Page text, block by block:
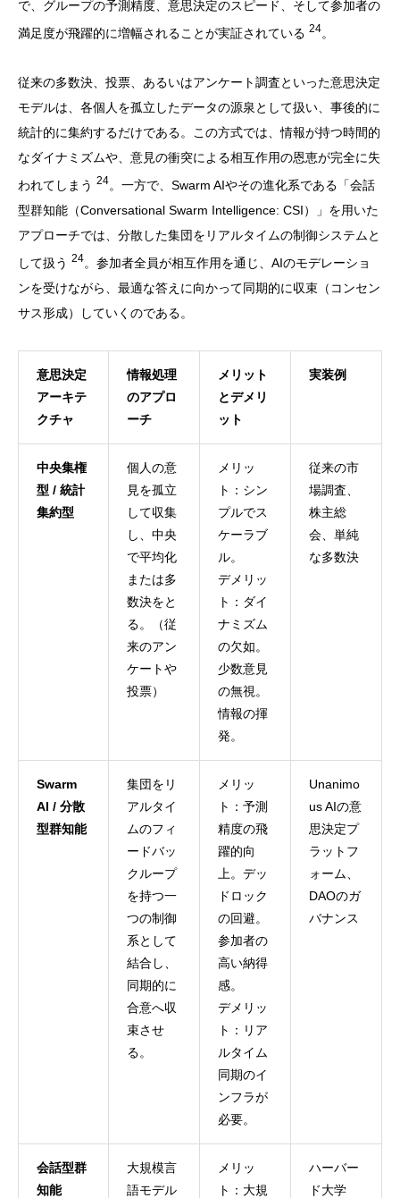
で、グループの予測精度、意思決定のスピード、そして参加者の
満足度が飛躍的に増幅されることが実証されている 24。
従来の多数決、投票、あるいはアンケート調査といった意思決定
モデルは、各個人を孤立したデータの源泉として扱い、事後的に
統計的に集約するだけである。この方式では、情報が持つ時間的
なダイナミズムや、意見の衝突による相互作用の恩恵が完全に失
われてしまう 24。一方で、Swarm AIやその進化系である「会話
型群知能（Conversational Swarm Intelligence: CSI）」を用いた
アプローチでは、分散した集団をリアルタイムの制御システムと
して扱う 24。参加者全員が相互作用を通じ、AIのモデレーショ
ンを受けながら、最適な答えに向かって同期的に収束（コンセン
サス形成）していくのである。
意思決定
アーキテ
クチャ
情報処理
のアプロ
ーチ
メリット
とデメリ
ット
実装例
中央集権
型 / 統計
集約型
個人の意
見を孤立
して収集
し、中央
で平均化
または多
数決をと
る。（従
来のアン
ケートや
投票）
メリッ
ト：シン
プルでス
ケーラブ
ル。
デメリッ
ト：ダイ
ナミズム
の欠如。
少数意見
の無視。
情報の揮
発。
従来の市
場調査、
株主総
会、単純
な多数決
Swarm
AI / 分散
型群知能
集団をリ
アルタイ
ムのフィ
ードバッ
クループ
を持つ一
つの制御
系として
結合し、
同期的に
合意へ収
束させ
る。
メリッ
ト：予測
精度の飛
躍的向
上。デッ
ドロック
の回避。
参加者の
高い納得
感。
デメリッ
ト：リア
ルタイム
同期のイ
ンフラが
必要。
Unanimo
us AIの意
思決定プ
ラットフ
ォーム、
DAOのガ
バナンス
会話型群
知能
大規模言
語モデル
メリッ
ト：大規
ハーバー
ド大学